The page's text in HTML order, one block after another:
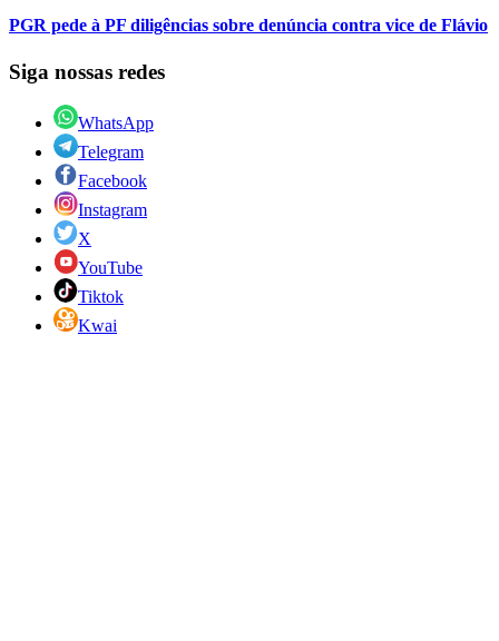
PGR pede à PF diligências sobre denúncia contra vice de Flávio
Siga nossas redes
WhatsApp
Telegram
Facebook
Instagram
X
YouTube
Tiktok
Kwai